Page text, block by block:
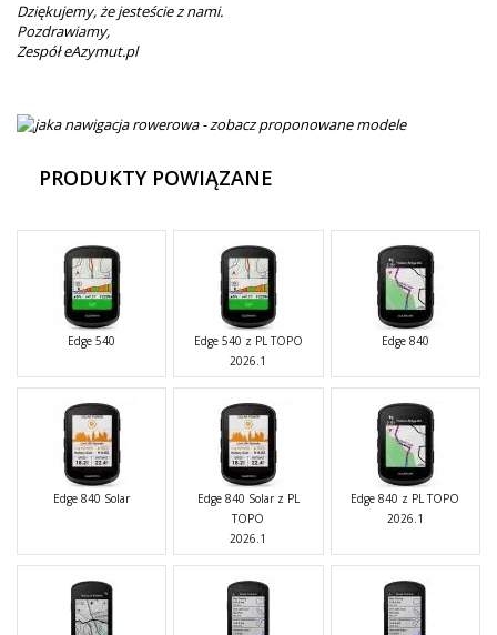
Dziękujemy, że jesteście z nami.
Pozdrawiamy,
Zespół eAzymut.pl
PRODUKTY POWIĄZANE
Edge 540
Edge 540 z PL TOPO
2026.1
Edge 840
Edge 840 Solar
Edge 840 Solar z PL
TOPO
2026.1
Edge 840 z PL TOPO
2026.1